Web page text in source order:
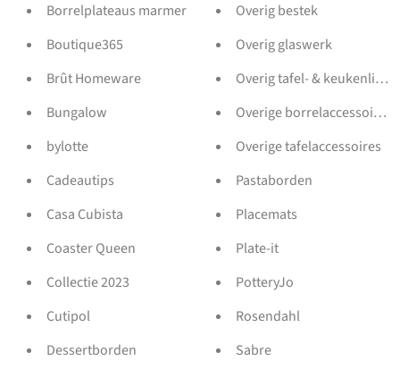
Borrelplateaus marmer
Boutique365
Brût Homeware
Bungalow
bylotte
Cadeautips
Casa Cubista
Coaster Queen
Collectie 2023
Cutipol
Dessertborden
Overig bestek
Overig glaswerk
Overig tafel- &
Overige borrelaccessoires
Overige tafelaccessoires
Pastaborden
Placemats
Plate-it
PotteryJo
Rosendahl
Sabre